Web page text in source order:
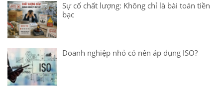
Sự cố chất lượng: Không chỉ là bài toán tiền
bạc
Doanh nghiệp nhỏ có nên áp dụng ISO?